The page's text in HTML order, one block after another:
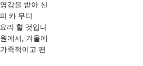
감을 받아 신
카 무디
리 할 것입니
에서, 겨울에
족적이고 편